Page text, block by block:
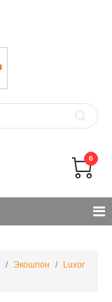
0
Экошпон
Luxor